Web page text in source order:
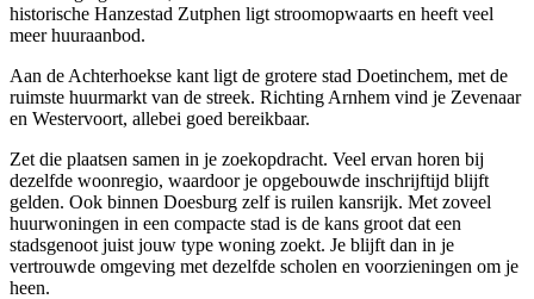
historische Hanzestad Zutphen ligt stroomopwaarts en heeft veel
meer huuraanbod.
Aan de Achterhoekse kant ligt de grotere stad Doetinchem, met de
ruimste huurmarkt van de streek. Richting Arnhem vind je Zevenaar
en Westervoort, allebei goed bereikbaar.
Zet die plaatsen samen in je zoekopdracht. Veel ervan horen bij
dezelfde woonregio, waardoor je opgebouwde inschrijftijd blijft
gelden. Ook binnen Doesburg zelf is ruilen kansrijk. Met zoveel
huurwoningen in een compacte stad is de kans groot dat een
stadsgenoot juist jouw type woning zoekt. Je blijft dan in je
vertrouwde omgeving met dezelfde scholen en voorzieningen om je
heen.